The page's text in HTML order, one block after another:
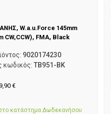
W.a.u.Force 145mm
CW,CCW), FMA, Black
9020174230
κωδικός: TB951-BK
€
κατάστημα Δωδεκανήσου